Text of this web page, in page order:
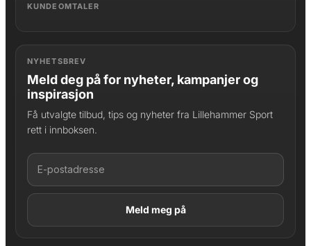
KUNDEOMTALER
NYHETSBREV
Meld deg på for nyheter, kampanjer og
inspirasjon
Få utvalgte tilbud, tips og nyheter fra Lillehammer Sport
rett i innboksen.
LAGT I HANDLEKURV
Produktet er lagt til